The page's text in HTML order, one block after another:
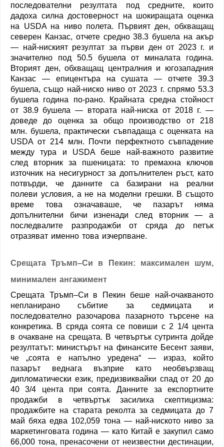
последователни резултата под средните, които
дадоха силна достоверност на шокиращата оценка
на USDA на ниво полета. Първият ден, обхващащ
северен Канзас, отчете средно 38.3 бушела на акър
— най-ниският резултат за първи ден от 2023 г. и
значително под 50.5 бушела от миналата година.
Вторият ден, обхващащ централния и югозападния
Канзас — епицентъра на сушата — отчете 39.3
бушела, също най-ниско ниво от 2023 г. спрямо 53.3
бушела година по-рано. Крайната средна стойност
от 38.9 бушела — втората най-ниска от 2018 г. —
доведе до оценка за общо производство от 218
млн. бушела, практически съвпадаща с оценката на
USDA от 214 млн. Почти перфектното съвпадение
между тура и USDA беше най-важното развитие
след вторник за пшеницата: то премахна ключов
източник на несигурност за допълнителен ръст, като
потвърди, че данните са базирани на реални
полеви условия, а не на моделни грешки. В същото
време това означаваше, че пазарът няма
допълнителни бичи изненади след вторник — а
последвалите разпродажби от сряда до петък
отразяват именно това изчерпване.
Срещата Тръмп–Си в Пекин: максимален шум,
минимален ангажимент
Срещата Тръмп–Си в Пекин беше най-очакваното
непланирано събитие за седмицата и
последователно разочарова пазарното търсене на
конкретика. В сряда соята се повиши с 2 1/4 цента
в очакване на срещата. В четвъртък сутринта дойде
резултатът: министърът на финансите Бесент заяви,
че „соята е напълно уредена“ — израз, който
пазарът веднага възприе като необвързващ
дипломатически език, предизвиквайки спад от 20 до
40 3/4 цента при соята. Данните за експортните
продажби в четвъртък засилиха скептицизма:
продажбите на старата реколта за седмицата до 7
май бяха едва 102,059 тона — най-ниското ниво за
маркетинговата година — като Китай е закупил само
66,000 тона, пренасочени от неизвестни дестинации,